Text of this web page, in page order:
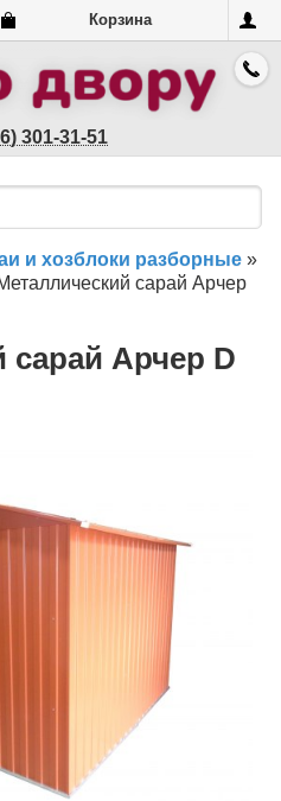
Корзина
301-31-51
и хозблоки разборные »
сарай Арчер
сарай Арчер D